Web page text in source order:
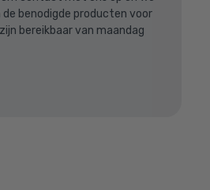
de benodigde producten voor
bereikbaar van maandag